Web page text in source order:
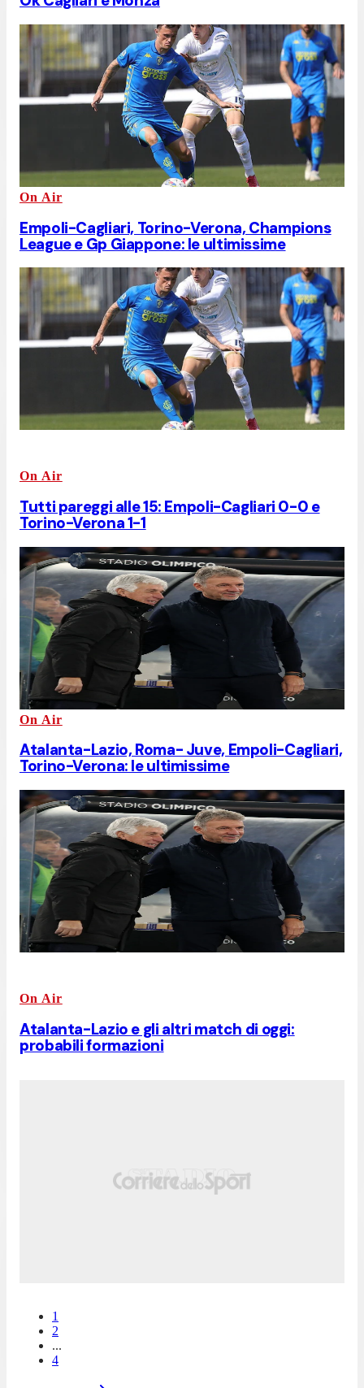
On Air
Empoli-Cagliari, Torino-Verona, Champions
League e Gp Giappone: le ultimissime
On Air
Tutti pareggi alle 15: Empoli-Cagliari 0-0 e
Torino-Verona 1-1
On Air
Atalanta-Lazio, Roma- Juve, Empoli-Cagliari,
Torino-Verona: le ultimissime
On Air
Atalanta-Lazio e gli altri match di oggi:
probabili formazioni
1
2
...
4